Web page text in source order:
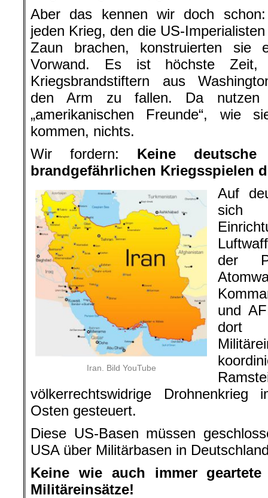
Aber das kennen wir doch
jeden Krieg, den die US-
Zaun brachen, konstruierten sie
Vorwand. Es ist höchste Zeit,
Kriegsbrandstiftern aus
den Arm zu fallen. Da nutzen
„amerikanischen Freunde“, wie
kommen, nichts.
Wir fordern: Keine
brandgefährlichen Kriegsspielen
Iran. Bild YouTube
Auf
sich
der
und
dort
völkerrechtswidrige
Osten gesteuert.
Diese US-Basen müssen
USA über Militärbasen in
Keine wie auch immer
Militäreinsätze!